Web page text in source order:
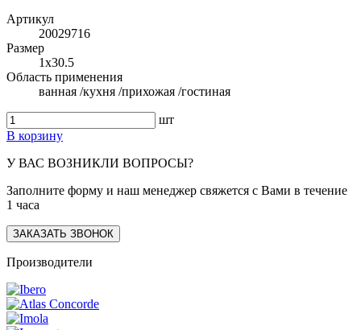
Артикул
20029716
Размер
1x30.5
Область применения
ванная /кухня /прихожая /гостиная
шт
В корзину
У ВАС ВОЗНИКЛИ ВОПРОСЫ?
Заполните форму и наш менеджер свяжется с Вами в течение
1 часа
ЗАКАЗАТЬ ЗВОНОК
Производители